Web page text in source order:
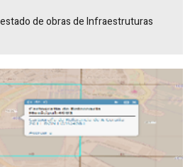
de obras de Infraestruturas